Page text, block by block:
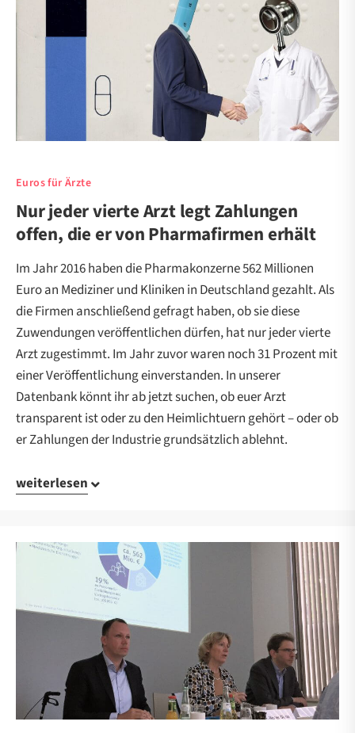
Euros für Ärzte
Nur jeder vierte Arzt legt Zahlungen
offen, die er von Pharmafirmen erhält
Im Jahr 2016 haben die Pharmakonzerne 562 Millionen
Euro an Mediziner und Kliniken in Deutschland gezahlt. Als
die Firmen anschließend gefragt haben, ob sie diese
Zuwendungen veröffentlichen dürfen, hat nur jeder vierte
Arzt zugestimmt. Im Jahr zuvor waren noch 31 Prozent mit
einer Veröffentlichung einverstanden. In unserer
Datenbank könnt ihr ab jetzt suchen, ob euer Arzt
transparent ist oder zu den Heimlichtuern gehört – oder ob
er Zahlungen der Industrie grundsätzlich ablehnt.
weiterlesen